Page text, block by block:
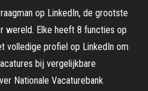
op LinkedIn, de grootste
wereld. Elke heeft 8 functies op
volledige profiel op LinkedIn om
bij vergelijkbare
Nationale Vacaturebank